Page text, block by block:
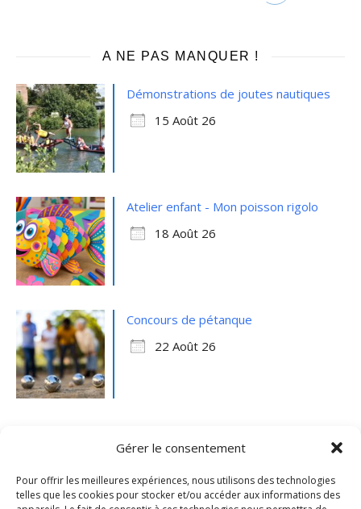
Gérer le consentement
Pour offrir les meilleures expériences, nous utilisons des technologies
telles que les cookies pour stocker et/ou accéder aux informations des
A NE PAS MANQUER !
Démonstrations de joutes nautiques
15 Août 26
Atelier enfant - Mon poisson rigolo
18 Août 26
Concours de pétanque
22 Août 26